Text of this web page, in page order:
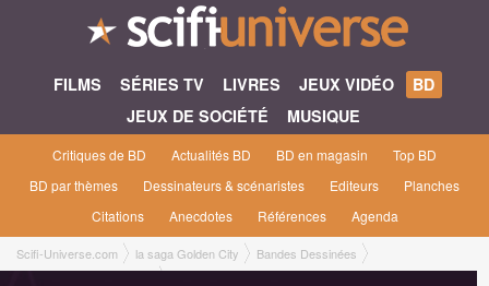
FILMS SÉRIES TV LIVRES JEUX VIDÉO
BD
JEUX DE SOCIÉTÉ
MUSIQUE
Critiques de BD Actualités BD BD en magasin
Top BD
BD par thèmes
Dessinateurs & scénaristes Editeurs
Planches
Citations
Anecdotes Références Agenda
Scifi-Universe.com la saga Golden City
Bandes Dessinées
L'Énigme Banks #9 [2011]